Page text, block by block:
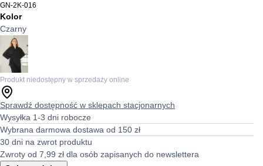
GN-2K-016
Kolor
Czarny
Produkt niedostępny w sprzedaży online
Sprawdź dostępność w sklepach stacjonarnych
Wysyłka 1-3 dni robocze
Wybrana darmowa dostawa od 150 zł
30 dni na zwrot produktu
Zwroty od 7,99 zł dla osób zapisanych do newslettera